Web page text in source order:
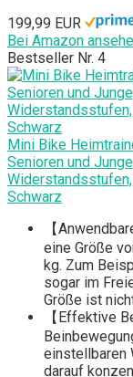
199,99 EUR
Bei Amazon
Bestseller Nr. 4
Mini Bike
Senioren und
Schwarz
【
eine Größe
kg. Zum
sogar im
Größe ist
【Effektive
einstellbaren
darauf